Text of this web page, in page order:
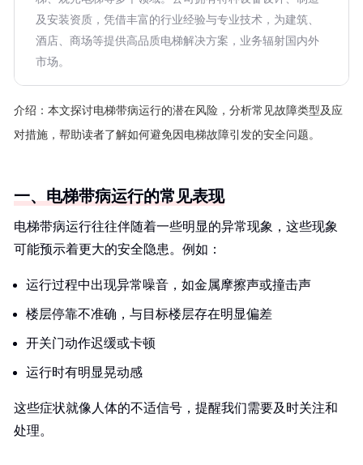
及安装资质，凭借丰富的行业经验与专业技术，为建筑、
酒店、商场等提供高品质电梯解决方案，业务辐射国内外
市场。
介绍： 本文探讨电梯带病运行的潜在风险，分析常见故障类型及应
对措施，帮助读者了解如何避免因电梯故障引发的安全问题。
一、电梯带病运行的常见表现
电梯带病运行往往伴随着一些明显的异常现象，这些现象
可能预示着更大的安全隐患。例如：
运行过程中出现异常噪音，如金属摩擦声或撞击声
楼层停靠不准确，与目标楼层存在明显偏差
开关门动作迟缓或卡顿
运行时有明显晃动感
这些症状就像人体的不适信号，提醒我们需要及时关注和
处理。